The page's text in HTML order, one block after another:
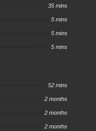
35 mins
5 mins
5 mins
5 mins
52 mins
2 months
2 months
2 months